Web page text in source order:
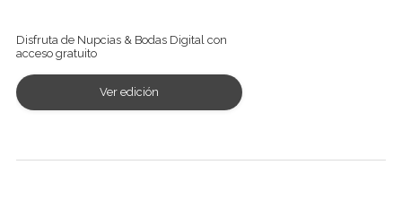
Disfruta de Nupcias & Bodas Digital con
acceso gratuito
Ver edición